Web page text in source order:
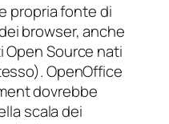
propria fonte di
browser, anche
Source nati
OpenOffice
dovrebbe
scala dei